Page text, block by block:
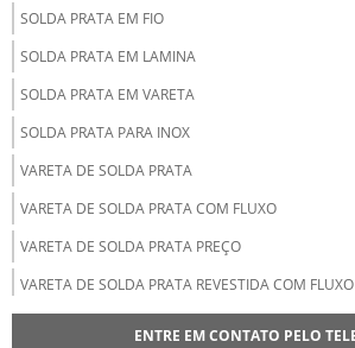
SOLDA PRATA EM FIO
SOLDA PRATA EM LAMINA
SOLDA PRATA EM VARETA
SOLDA PRATA PARA INOX
VARETA DE SOLDA PRATA
VARETA DE SOLDA PRATA COM FLUXO
VARETA DE SOLDA PRATA PREÇO
VARETA DE SOLDA PRATA REVESTIDA COM FLUXO
ENTRE EM CONTATO PELO